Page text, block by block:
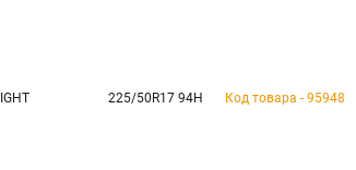
225/50R17 94H Код товара - 95948